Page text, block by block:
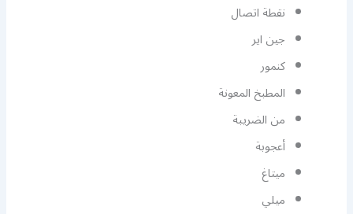
نقطة اتصال
جين اير
كنمور
المطبخ المعونة
من الضريبة
أعجوبة
ميتاغ
ميلي